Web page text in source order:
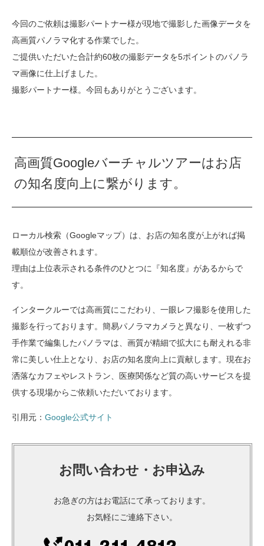
今回のご依頼は撮影パートナー様が現地で撮影した画像データを
高画質パノラマ化する作業でした。
ご提供いただいた合計約60枚の撮影データを5ポイントのパノラ
マ画像に仕上げました。
撮影パートナー様。今回もありがとうございます。
高画質Googleバーチャルツアーはお店
の知名度向上に繋がります。
ローカル検索（Googleマップ）は、お店の知名度が上がれば掲
載順位が改善されます。
理由は上位表示される条件のひとつに『知名度』があるからで
す。
インタークルーでは高画質にこだわり、一眼レフ撮影を使用した
撮影を行っております。簡易パノラマカメラと異なり、一枚ずつ
手作業で編集したパノラマは、画質が精細で拡大にも耐えれる非
常に美しい仕上となり、お店の知名度向上に貢献します。現在お
洒落なカフェやレストラン、医療関係など質の高いサービスを提
供する現場からご依頼いただいております。
引用元： Google公式サイト
お問い合わせ・お申込み
お急ぎの方はお電話にて承っております。
お気軽にご連絡下さい。